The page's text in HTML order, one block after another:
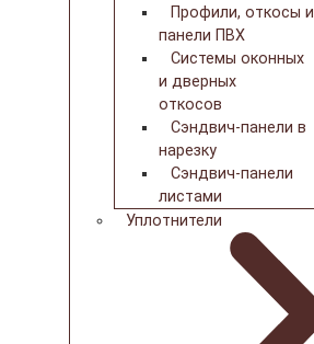
Профили, откосы и
панели ПВХ
Системы оконных
и дверных
откосов
Сэндвич-панели в
нарезку
Сэндвич-панели
листами
Уплотнители